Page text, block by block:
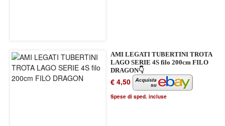
AMI LEGATI TUBERTINI TROTA
LAGO SERIE 4S filo 200cm FILO
DRAGON👇
€ 4,50
Spese di sped. incluse